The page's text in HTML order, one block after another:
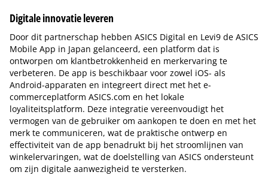
Digitale innovatie leveren
Door dit partnerschap hebben ASICS Digital en Levi9 de ASICS
Mobile App in Japan gelanceerd, een platform dat is
ontworpen om klantbetrokkenheid en merkervaring te
verbeteren. De app is beschikbaar voor zowel iOS- als
Android-apparaten en integreert direct met het e-
commerceplatform ASICS.com en het lokale
loyaliteitsplatform. Deze integratie vereenvoudigt het
vermogen van de gebruiker om aankopen te doen en met het
merk te communiceren, wat de praktische ontwerp en
effectiviteit van de app benadrukt bij het stroomlijnen van
winkelervaringen, wat de doelstelling van ASICS ondersteunt
om zijn digitale aanwezigheid te versterken.